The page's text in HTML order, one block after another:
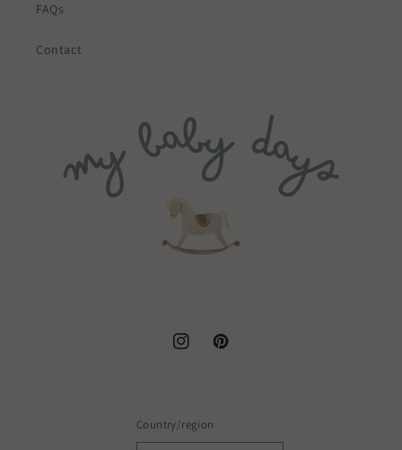
FAQs
Contact
InstagramPinterest
Country/region